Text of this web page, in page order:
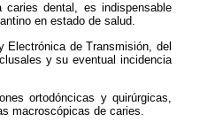
dental, es indispensable
en estado de salud.
de Transmisión, del
y su eventual incidencia
ortodóncicas y quirúrgicas,
macroscópicas de caries.